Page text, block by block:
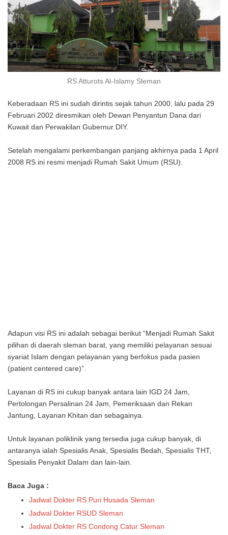
RS Atturots Al-Islamy Sleman
Keberadaan RS ini sudah dirintis sejak tahun 2000, lalu pada 29
Februari 2002 diresmikan oleh Dewan Penyantun Dana dari
Kuwait dan Perwakilan Gubernur DIY.
Setelah mengalami perkembangan panjang akhirnya pada 1 April
2008 RS ini resmi menjadi Rumah Sakit Umum (RSU).
Adapun visi RS ini adalah sebagai berikut “Menjadi Rumah Sakit
pilihan di daerah sleman barat, yang memiliki pelayanan sesuai
syariat Islam dengan pelayanan yang berfokus pada pasien
(patient centered care)”.
Layanan di RS ini cukup banyak antara lain IGD 24 Jam,
Pertolongan Persalinan 24 Jam, Pemeriksaan dan Rekan
Jantung, Layanan Khitan dan sebagainya.
Untuk layanan poliklinik yang tersedia juga cukup banyak, di
antaranya ialah Spesialis Anak, Spesialis Bedah, Spesialis THT,
Spesialis Penyakit Dalam dan lain-lain.
Baca Juga :
Jadwal Dokter RS Puri Husada Sleman
Jadwal Dokter RSUD Sleman
Jadwal Dokter RS Condong Catur Sleman